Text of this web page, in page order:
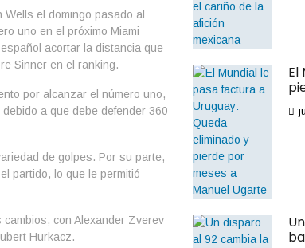
el domingo pasado al
uno en el próximo Miami
acortar la distancia que
Sinner en el ranking.
por alcanzar el número uno,
a que debe defender 360
de golpes. Por su parte,
partido, lo que le permitió
con Alexander Zverev
Hurkacz.
El